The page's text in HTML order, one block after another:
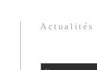
Actualités